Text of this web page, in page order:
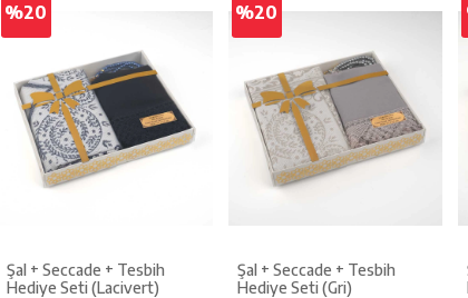
%20
Şal + Seccade + Tesbih
Hediye Seti (Lacivert)
%20
Şal + Seccade + Tesbih
Hediye Seti (Gri)